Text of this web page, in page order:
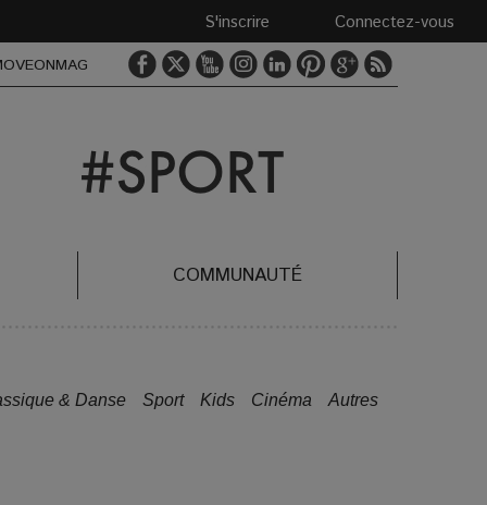
Connectez-vous
S'inscrire
COMMUNAUTÉ
& Danse Sport Kids Cinéma Autres